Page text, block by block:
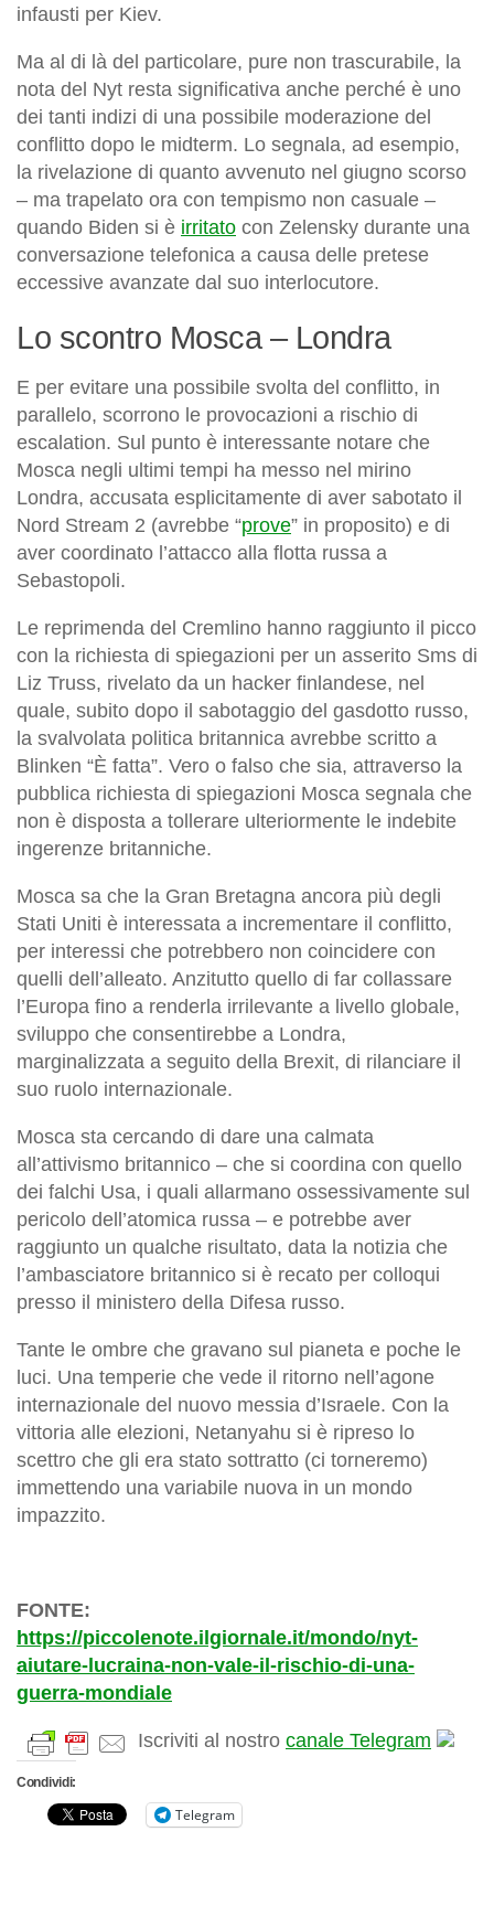
infausti per Kiev.
Ma al di là del particolare, pure non trascurabile, la
nota del Nyt resta significativa anche perché è uno
dei tanti indizi di una possibile moderazione del
conflitto dopo le midterm. Lo segnala, ad esempio,
la rivelazione di quanto avvenuto nel giugno scorso
– ma trapelato ora con tempismo non casuale –
quando Biden si è irritato con Zelensky durante una
conversazione telefonica a causa delle pretese
eccessive avanzate dal suo interlocutore.
Lo scontro Mosca – Londra
E per evitare una possibile svolta del conflitto, in
parallelo, scorrono le provocazioni a rischio di
escalation. Sul punto è interessante notare che
Mosca negli ultimi tempi ha messo nel mirino
Londra, accusata esplicitamente di aver sabotato il
Nord Stream 2 (avrebbe “prove” in proposito) e di
aver coordinato l’attacco alla flotta russa a
Sebastopoli.
Le reprimenda del Cremlino hanno raggiunto il picco
con la richiesta di spiegazioni per un asserito Sms di
Liz Truss, rivelato da un hacker finlandese, nel
quale, subito dopo il sabotaggio del gasdotto russo,
la svalvolata politica britannica avrebbe scritto a
Blinken “È fatta”. Vero o falso che sia, attraverso la
pubblica richiesta di spiegazioni Mosca segnala che
non è disposta a tollerare ulteriormente le indebite
ingerenze britanniche.
Mosca sa che la Gran Bretagna ancora più degli
Stati Uniti è interessata a incrementare il conflitto,
per interessi che potrebbero non coincidere con
quelli dell’alleato. Anzitutto quello di far collassare
l’Europa fino a renderla irrilevante a livello globale,
sviluppo che consentirebbe a Londra,
marginalizzata a seguito della Brexit, di rilanciare il
suo ruolo internazionale.
Mosca sta cercando di dare una calmata
all’attivismo britannico – che si coordina con quello
dei falchi Usa, i quali allarmano ossessivamente sul
pericolo dell’atomica russa – e potrebbe aver
raggiunto un qualche risultato, data la notizia che
l’ambasciatore britannico si è recato per colloqui
presso il ministero della Difesa russo.
Tante le ombre che gravano sul pianeta e poche le
luci. Una temperie che vede il ritorno nell’agone
internazionale del nuovo messia d’Israele. Con la
vittoria alle elezioni, Netanyahu si è ripreso lo
scettro che gli era stato sottratto (ci torneremo)
immettendo una variabile nuova in un mondo
impazzito.
FONTE:
https://piccolenote.ilgiornale.it/mondo/nyt-
aiutare-lucraina-non-vale-il-rischio-di-una-
guerra-mondiale
Iscriviti al nostro canale Telegram
Condividi:
Telegram